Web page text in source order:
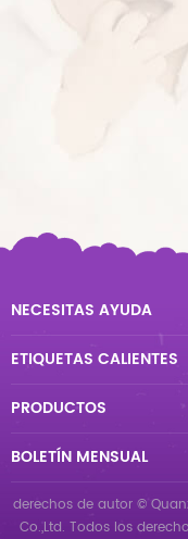
NECESITAS AYUDA
ETIQUETAS CALIENTES
PRODUCTOS
BOLETÍN MENSUAL
derechos de autor ©
Co.,Ltd. Todos los